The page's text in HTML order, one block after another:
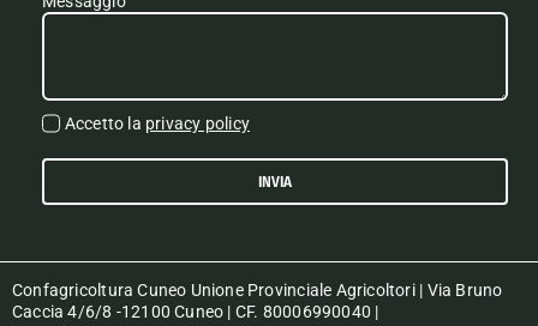
Accetto la privacy policy
INVIA
Confagricoltura Cuneo Unione Provinciale Agricoltori | Via Bruno
Caccia 4/6/8 -12100 Cuneo | CF. 80006990040 |